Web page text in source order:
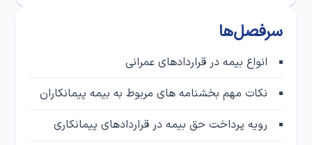
سرفصل‌ها
انواع بیمه در قراردادهای عمرانی
نکات مهم بخشنامه های مربوط به بیمه پیمانکاران
رویه پرداخت حق بیمه در قراردادهای پیمانکاری